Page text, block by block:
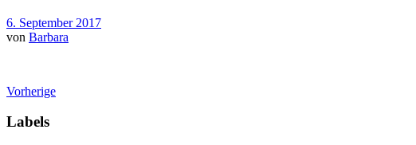
6. September 2017
von Barbara
Vorherige
Labels